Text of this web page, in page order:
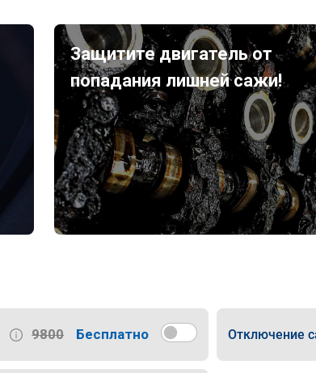
Защитите двигатель от
попадания лишней сажи!
9800 Бесплатно Отключение